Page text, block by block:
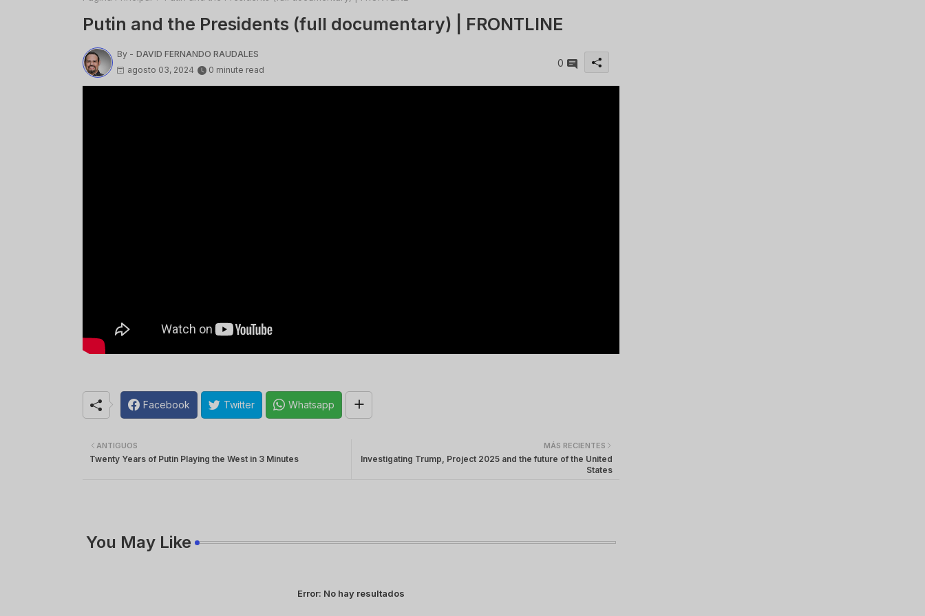
Putin and the Presidents (full documentary) | FRONTLINE
By - DAVID FERNANDO RAUDALES
agosto 03, 2024
0 minute read
0
Facebook Twitter Whatsapp
MÁS RECIENTES
Investigating Trump, Project 2025 and the future of the United
States
ANTIGUOS
Twenty Years of Putin Playing the West in 3 Minutes
You May Like
Error: No hay resultados